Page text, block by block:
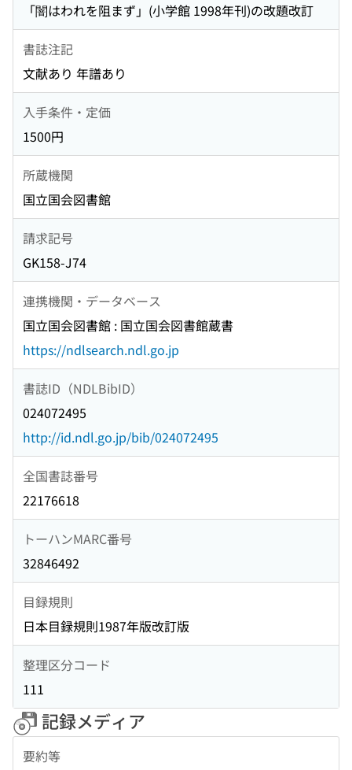
「闇はわれを阻まず」(小学館 1998年刊)の改題改訂
書誌注記
文献あり 年譜あり
入手条件・定価
1500円
所蔵機関
国立国会図書館
請求記号
GK158-J74
連携機関・データベース
国立国会図書館 : 国立国会図書館蔵書
https://ndlsearch.ndl.go.jp
書誌ID（NDLBibID）
024072495
http://id.ndl.go.jp/bib/024072495
全国書誌番号
22176618
トーハンMARC番号
32846492
目録規則
日本目録規則1987年版改訂版
整理区分コード
111
記録メディア
要約等